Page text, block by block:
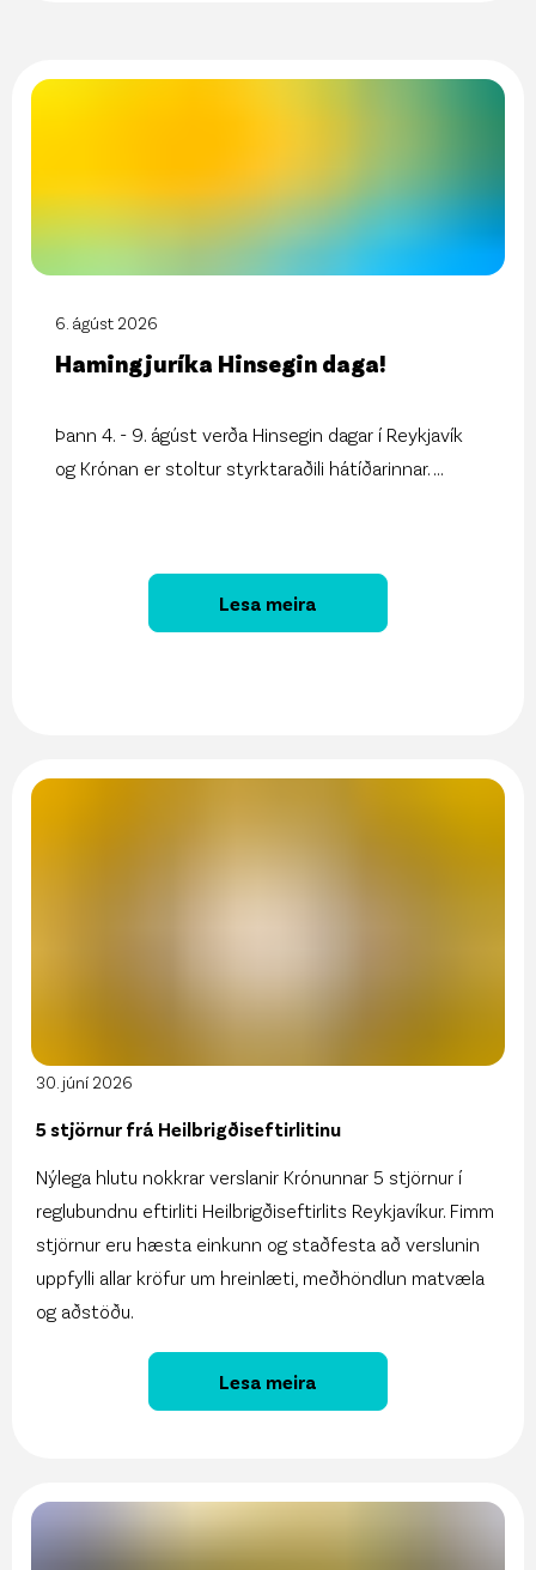
6. ágúst 2026
Hamingjuríka Hinsegin daga!
Þann 4. - 9. ágúst verða Hinsegin dagar í Reykjavík
og Krónan er stoltur styrktaraðili hátíðarinnar.
Lesa meira
30. júní 2026
5 stjörnur frá Heilbrigðiseftirlitinu
Nýlega hlutu nokkrar verslanir Krónunnar 5 stjörnur í
reglubundnu eftirliti Heilbrigðiseftirlits Reykjavíkur. Fimm
stjörnur eru hæsta einkunn og staðfesta að verslunin
uppfylli allar kröfur um hreinlæti, meðhöndlun matvæla
og aðstöðu.
Lesa meira